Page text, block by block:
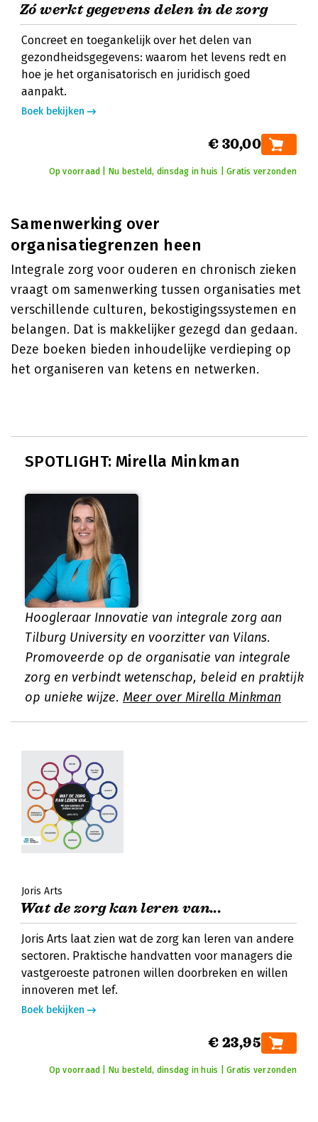
Zó werkt gegevens delen in de zorg
Concreet en toegankelijk over het delen van
gezondheidsgegevens: waarom het levens redt en
hoe je het organisatorisch en juridisch goed
aanpakt.
Boek bekijken
€ 30,00
Op voorraad | Nu besteld, dinsdag in huis | Gratis verzonden
Samenwerking over
organisatiegrenzen heen
Integrale zorg voor ouderen en chronisch zieken
vraagt om samenwerking tussen organisaties met
verschillende culturen, bekostigingssystemen en
belangen. Dat is makkelijker gezegd dan gedaan.
Deze boeken bieden inhoudelijke verdieping op
het organiseren van ketens en netwerken.
SPOTLIGHT: Mirella Minkman
Hoogleraar Innovatie van integrale zorg aan
Tilburg University en voorzitter van Vilans.
Promoveerde op de organisatie van integrale
zorg en verbindt wetenschap, beleid en praktijk
op unieke wijze. Meer over Mirella Minkman
Joris Arts
Wat de zorg kan leren van...
Joris Arts laat zien wat de zorg kan leren van andere
sectoren. Praktische handvatten voor managers die
vastgeroeste patronen willen doorbreken en willen
innoveren met lef.
Boek bekijken
€ 23,95
Op voorraad | Nu besteld, dinsdag in huis | Gratis verzonden